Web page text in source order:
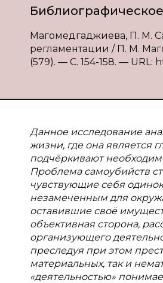
Магомедгаджиева, П. М.
регламентации / П. М.
(579). — С. 154-158. — URL:
Данное исследование
жизни, где она является
подчёркивают
Проблема самоубийств
чувствующие себя
незамеченным для
оставившие своё
объективная сторона,
организующего
преследуя при этом
материальных, так и
«деятельностью»